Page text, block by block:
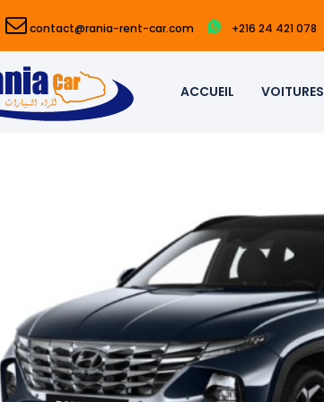
contact@rania-rent-car.com +216 24 421 078
ACCUEIL VOITURES